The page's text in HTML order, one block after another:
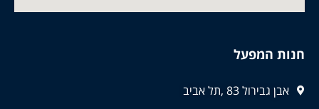
חנות המפעל
אבן גבירול 83 ,תל אביב